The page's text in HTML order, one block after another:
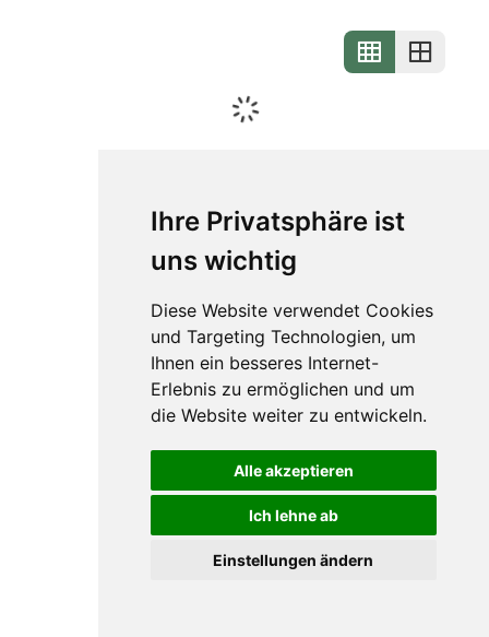
Ihre Privatsphäre ist
uns wichtig
Diese Website verwendet Cookies
und Targeting Technologien, um
Ihnen ein besseres Internet-
Erlebnis zu ermöglichen und um
die Website weiter zu entwickeln.
Alle akzeptieren
Ich lehne ab
Einstellungen ändern
Datenschutz
Barrierefreiheit
Sitemap